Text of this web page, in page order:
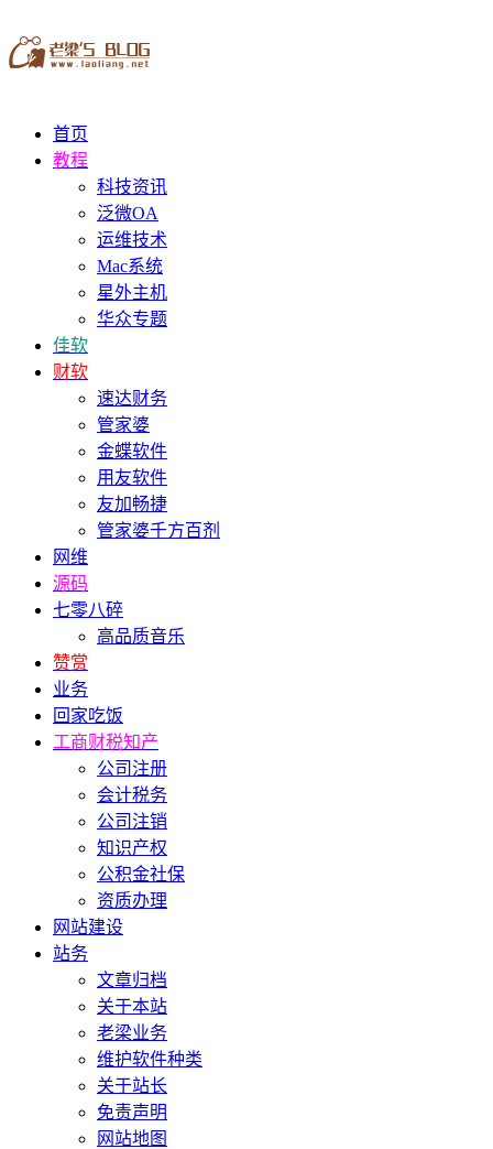
首页
教程
科技资讯
泛微OA
运维技术
Mac系统
星外主机
华众专题
佳软
财软
速达财务
管家婆
金蝶软件
用友软件
友加畅捷
管家婆千方百剂
网维
源码
七零八碎
高品质音乐
赞赏
业务
回家吃饭
工商财税知产
公司注册
会计税务
公司注销
知识产权
公积金社保
资质办理
网站建设
站务
文章归档
关于本站
老梁业务
维护软件种类
关于站长
免责声明
网站地图